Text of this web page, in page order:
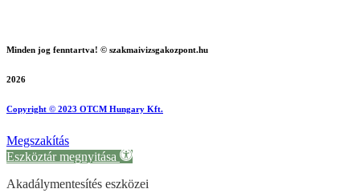
Minden jog fenntartva! © szakmaivizsgakozpont.hu
2026
Copyright © 2023 OTCM Hungary Kft.
Megszakítás
Eszköztár megnyitása
Akadálymentesítés eszközei